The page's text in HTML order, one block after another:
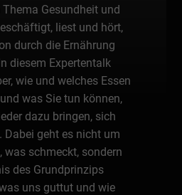
Gesundheit und
liest und hört,
durch die Ernährung
diesem Expertentalk
wie und welches Essen
was Sie tun können,
dazu bringen, sich
Dabei geht es nicht um
was schmeckt, sondern
des Grundprinzips
uns guttut und wie